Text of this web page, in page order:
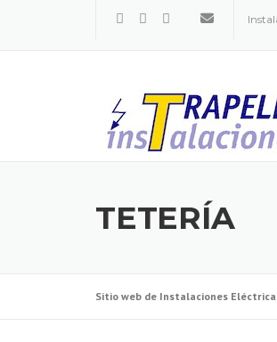
TETERÍA
Sitio web de Instalaciones